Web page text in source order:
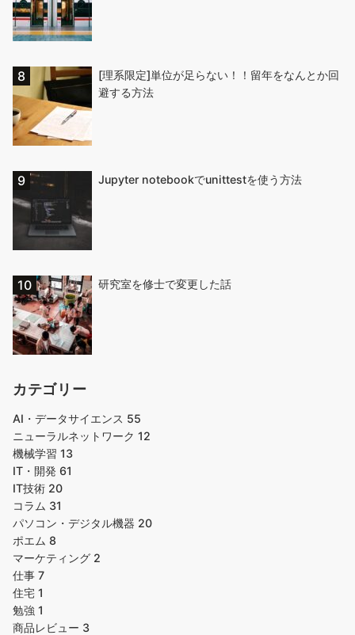
[理系限定]単位が足らない！！留年をなんとか回
避する方法
Jupyter notebookでunittestを使う方法
研究室を修士で変更した話
カテゴリー
AI・データサイエンス 55
ニューラルネットワーク 12
機械学習 13
IT・開発 61
IT技術 20
コラム 31
パソコン・デジタル機器 20
ポエム 8
マーケティング 2
仕事 7
住宅 1
勉強 1
商品レビュー 3